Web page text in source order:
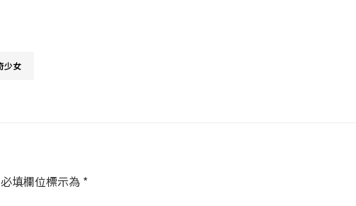
必填欄位標示為 *